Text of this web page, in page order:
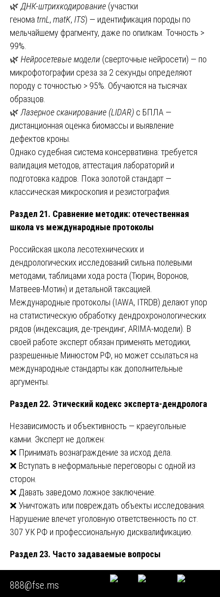
🌿 ДНК-штрихкодирование (участки
генома trnL , matK, ITS) — идентификация породы по
мельчайшему фрагменту, даже по опилкам. Точность >
99%.
🌿 Нейросетевые модели (сверточные нейросети) — по
микрофотографии среза за 2 секунды определяют
породу с точностью > 95%. Обучаются на тысячах
образцов.
🌿 Лазерное сканирование (LIDAR) с БПЛА —
дистанционная оценка биомассы и выявление
дефектов кроны.
Однако судебная система консервативна: требуется
валидация методов, аттестация лабораторий и
подготовка кадров. Пока золотой стандарт —
классическая микроскопия и резистография.
Раздел 21. Сравнение методик: отечественная
школа vs международные протоколы
Российская школа лесотехнических и
дендрологических исследований сильна полевыми
методами, таблицами хода роста (Тюрин, Воронов,
Матвеев-Мотин) и детальной таксацией.
Международные протоколы (IAWA, ITRDB) делают упор
на статистическую обработку дендрохронологических
рядов (индексация, де-трендинг, ARIMA-модели). В
своей работе эксперт обязан применять методики,
разрешенные Минюстом РФ, но может ссылаться на
международные стандарты как дополнительные
аргументы.
Раздел 22. Этический кодекс эксперта-дендролога
Независимость и объективность — краеугольные
камни. Эксперт не должен:
❌ Принимать вознаграждение за исход дела.
❌ Вступать в неформальные переговоры с одной из
сторон.
❌ Давать заведомо ложное заключение.
❌ Уничтожать или повреждать объекты исследования.
Нарушение влечет уголовную ответственность по ст.
307 УК РФ и профессиональную дисквалификацию.
Раздел 23. Часто задаваемые вопросы
Можно ли определить породу дерева по
одному листу?
888@fse.ms